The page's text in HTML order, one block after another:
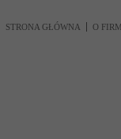
STRONA GŁÓWNA O